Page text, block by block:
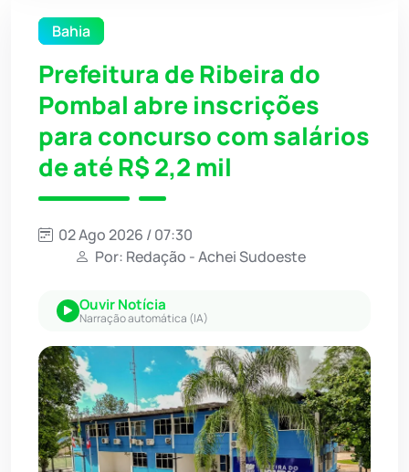
Bahia
Prefeitura de Ribeira do
Pombal abre inscrições
para concurso com salários
de até R$ 2,2 mil
02 Ago 2026 / 07:30
Por: Redação - Achei Sudoeste
Ouvir Notícia
Narração automática (IA)